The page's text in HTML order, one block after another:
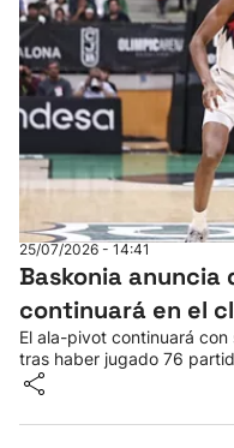
25/07/2026 - 14:41
Baskonia anuncia
continuará en el
El ala-pivot continuará
tras haber jugado 76